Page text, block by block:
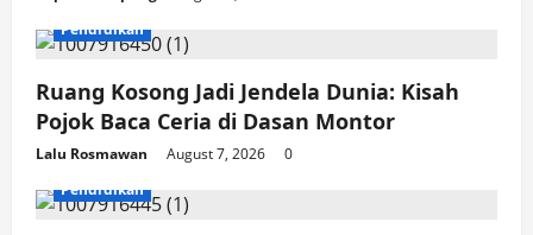
Pendidikan
Ruang Kosong Jadi Jendela Dunia: Kisah
Pojok Baca Ceria di Dasan Montor
Lalu Rosmawan August 7, 2026
0
Pendidikan